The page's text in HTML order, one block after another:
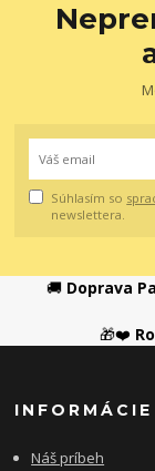
Súhlasím so
newslettera.
🚚 Doprava
🎁❤️
Náš príbeh